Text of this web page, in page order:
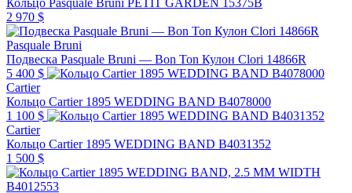
Кольцо Pasquale Bruni PETIT GARDEN 15375B
2 970 $
Pasquale Bruni
Подвеска Pasquale Bruni — Bon Ton Кулон Clori 14866R
5 400 $
Cartier
Кольцо Cartier 1895 WEDDING BAND B4078000
1 100 $
Cartier
Кольцо Cartier 1895 WEDDING BAND B4031352
1 500 $